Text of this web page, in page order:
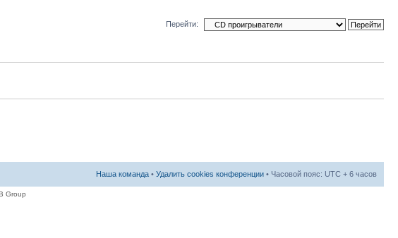
Перейти:
Наша команда • Удалить cookies конференции • Часовой пояс: UTC + 6 часов
Group